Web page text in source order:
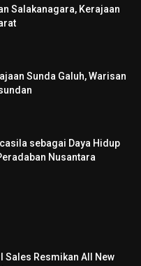
Salakanagara, Kerajaan
Sunda Galuh, Warisan
sebagai Daya Hidup
Nusantara
Sales Resmikan All New